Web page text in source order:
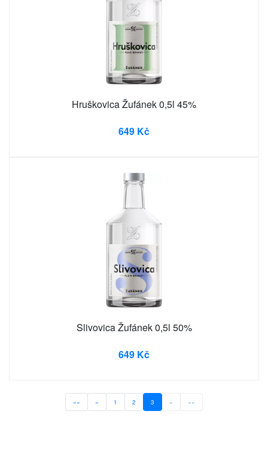
Hruškovica Žufánek 0,5l 45%
649 Kč
Slivovica Žufánek 0,5l 50%
649 Kč
«« « 1 2 3 » »»